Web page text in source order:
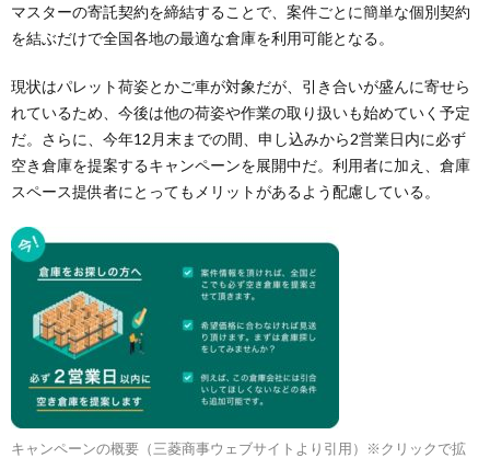
マスターの寄託契約を締結することで、案件ごとに簡単な個別契約
を結ぶだけで全国各地の最適な倉庫を利用可能となる。
現状はパレット荷姿とかご車が対象だが、引き合いが盛んに寄せら
れているため、今後は他の荷姿や作業の取り扱いも始めていく予定
だ。さらに、今年12月末までの間、申し込みから2営業日内に必ず
空き倉庫を提案するキャンペーンを展開中だ。利用者に加え、倉庫
スペース提供者にとってもメリットがあるよう配慮している。
キャンペーンの概要（三菱商事ウェブサイトより引用）※クリックで拡